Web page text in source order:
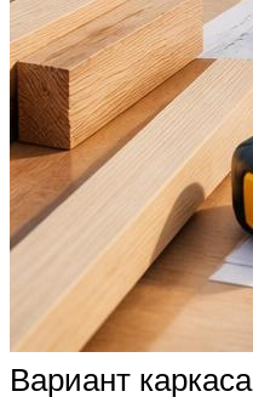
Вариант каркаса